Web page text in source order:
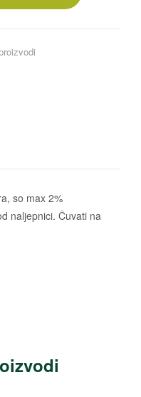
so max 2%
naljepnici. Čuvati na